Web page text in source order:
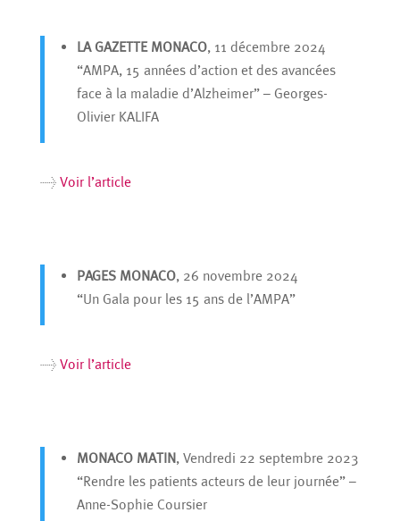
LA GAZETTE MONACO, 11 décembre 2024
“AMPA, 15 années d’action et des avancées
face à la maladie d’Alzheimer” – Georges-
Olivier KALIFA
> Voir l’article
PAGES MONACO, 26 novembre 2024
“Un Gala pour les 15 ans de l’AMPA”
> Voir l’article
MONACO MATIN, Vendredi 22 septembre 2023
“Rendre les patients acteurs de leur journée” –
Anne-Sophie Coursier